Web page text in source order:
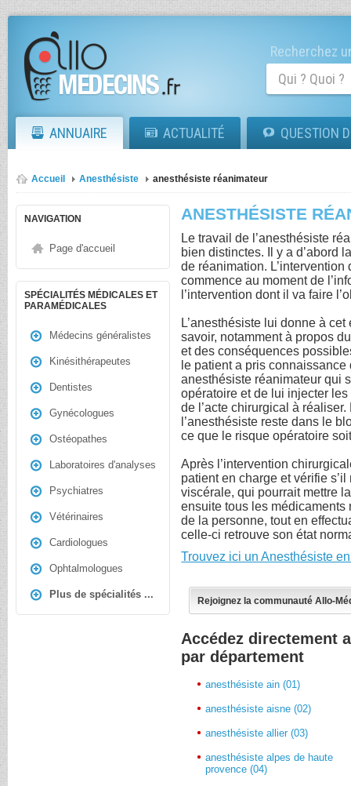
Recherchez
ANNUAIRE ACTUALITÉ QUESTION
Accueil Anesthésiste anesthésiste réanimateur
NAVIGATION
Page d'accueil
SPÉCIALITÉS MÉDICALES ET
PARAMÉDICALES
Médecins généralistes
Kinésithérapeutes
Dentistes
Gynécologues
Ostéopathes
Laboratoires d'analyses
Psychiatres
Vétérinaires
Cardiologues
Ophtalmologues
Plus de spécialités ...
ANESTHÉSISTE
Le travail de l’anesthésiste
bien distinctes. Il y a d’abord
de réanimation.
commence au moment de
l’intervention dont il va faire
L’anesthésiste lui donne à
savoir, notamment à propos
et des conséquences
le patient a pris connaissance
anesthésiste réanimateur qui
opératoire et de lui injecter
de l’acte chirurgical à
l’anesthésiste reste dans le
ce que le risque opératoire
Après l’intervention
patient en charge et vérifie
viscérale, qui pourrait mettre
ensuite tous les
de la personne, tout en
celle-ci retrouve son état
Trouvez ici un Anesthésiste
Rejoignez la communauté Allo-
Accédez directement
par département
anesthésiste ain (01)
anesthésiste aisne (02)
anesthésiste allier (03)
anesthésiste alpes de haute
provence (04)